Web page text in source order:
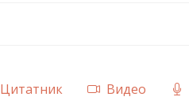
Цитатник Видео